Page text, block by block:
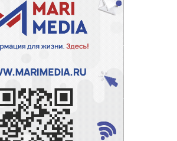
«… И птичка вылетает II»